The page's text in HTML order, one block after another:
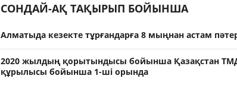
СОНДАЙ-АҚ ТАҚЫРЫП БОЙЫНША
Алматыда кезекте тұрғандарға 8 мыңнан астам
2020 жылдың қорытындысы бойынша Қазақстан ТМД
құрылысы бойынша 1-ші орында